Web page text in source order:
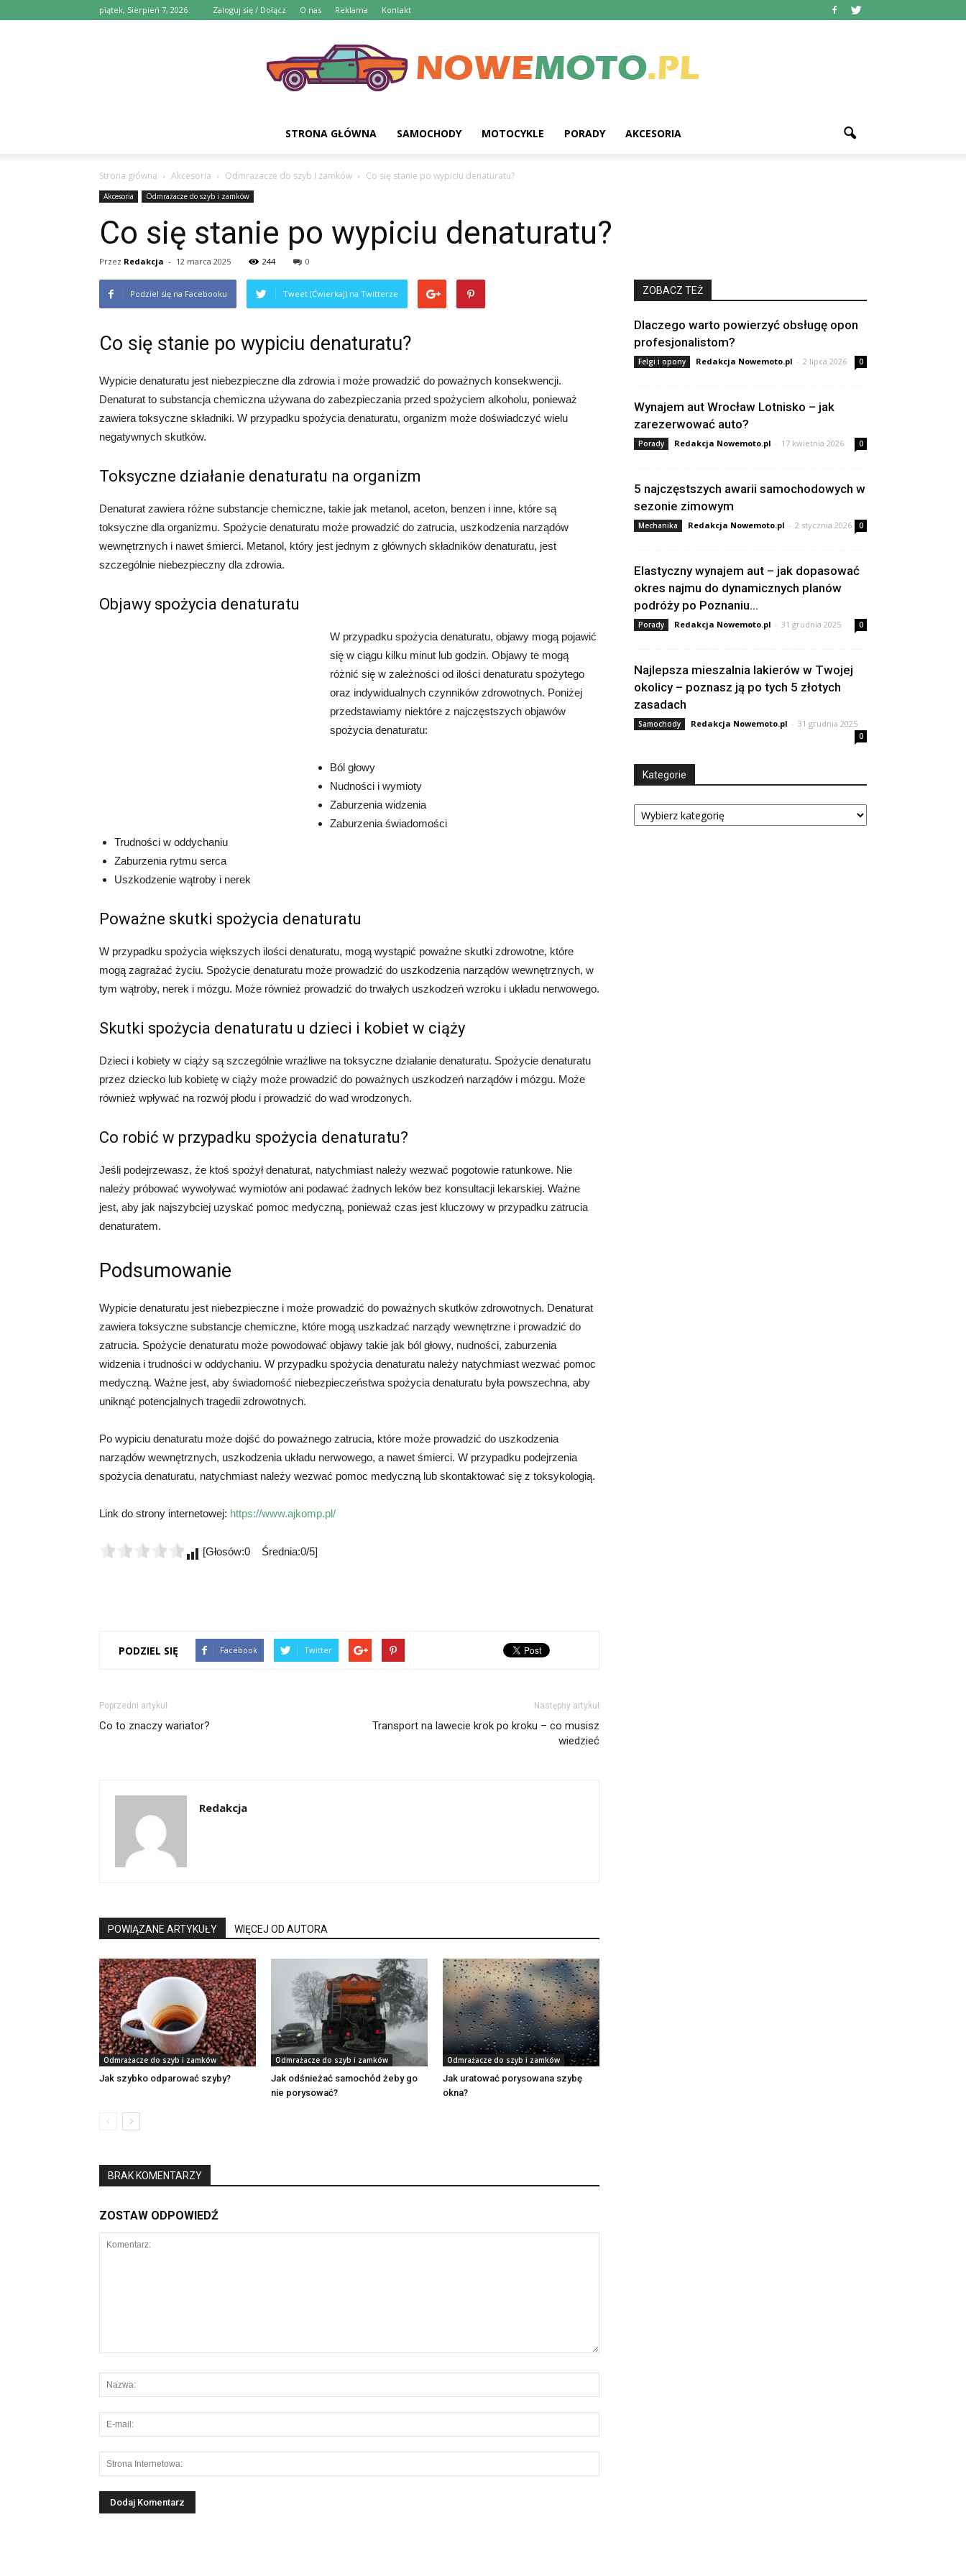
piątek, Sierpień 7, 2026 Zaloguj się / Dołącz O nas Reklama Kontakt
STRONA GŁÓWNA SAMOCHODY MOTOCYKLE PORADY AKCESORIA
Strona główna Akcesoria Odmrażacze do szyb i zamków Co się stanie po wypiciu denaturatu?
Akcesoria Odmrażacze do szyb i zamków
Co się stanie po wypiciu denaturatu?
Przez Redakcja - 12 marca 2025 244 0
Podziel się na Facebooku Tweet (Ćwierkaj) na Twitterze
Co się stanie po wypiciu denaturatu?
Wypicie denaturatu jest niebezpieczne dla zdrowia i może prowadzić do poważnych konsekwencji.
Denaturat to substancja chemiczna używana do zabezpieczania przed spożyciem alkoholu, ponieważ
zawiera toksyczne składniki. W przypadku spożycia denaturatu, organizm może doświadczyć wielu
negatywnych skutków.
Toksyczne działanie denaturatu na organizm
Denaturat zawiera różne substancje chemiczne, takie jak metanol, aceton, benzen i inne, które są
toksyczne dla organizmu. Spożycie denaturatu może prowadzić do zatrucia, uszkodzenia narządów
wewnętrznych i nawet śmierci. Metanol, który jest jednym z głównych składników denaturatu, jest
szczególnie niebezpieczny dla zdrowia.
Objawy spożycia denaturatu
W przypadku spożycia denaturatu, objawy mogą pojawić
się w ciągu kilku minut lub godzin. Objawy te mogą
różnić się w zależności od ilości denaturatu spożytego
oraz indywidualnych czynników zdrowotnych. Poniżej
przedstawiamy niektóre z najczęstszych objawów
spożycia denaturatu:
Ból głowy
Nudności i wymioty
Zaburzenia widzenia
Zaburzenia świadomości
Trudności w oddychaniu
Zaburzenia rytmu serca
Uszkodzenie wątroby i nerek
Poważne skutki spożycia denaturatu
W przypadku spożycia większych ilości denaturatu, mogą wystąpić poważne skutki zdrowotne, które
mogą zagrażać życiu. Spożycie denaturatu może prowadzić do uszkodzenia narządów wewnętrznych, w
tym wątroby, nerek i mózgu. Może również prowadzić do trwałych uszkodzeń wzroku i układu nerwowego.
Skutki spożycia denaturatu u dzieci i kobiet w ciąży
Dzieci i kobiety w ciąży są szczególnie wrażliwe na toksyczne działanie denaturatu. Spożycie denaturatu
przez dziecko lub kobietę w ciąży może prowadzić do poważnych uszkodzeń narządów i mózgu. Może
również wpływać na rozwój płodu i prowadzić do wad wrodzonych.
Co robić w przypadku spożycia denaturatu?
Jeśli podejrzewasz, że ktoś spożył denaturat, natychmiast należy wezwać pogotowie ratunkowe. Nie
należy próbować wywoływać wymiotów ani podawać żadnych leków bez konsultacji lekarskiej. Ważne
jest, aby jak najszybciej uzyskać pomoc medyczną, ponieważ czas jest kluczowy w przypadku zatrucia
denaturatem.
Podsumowanie
Wypicie denaturatu jest niebezpieczne i może prowadzić do poważnych skutków zdrowotnych. Denaturat
zawiera toksyczne substancje chemiczne, które mogą uszkadzać narządy wewnętrzne i prowadzić do
zatrucia. Spożycie denaturatu może powodować objawy takie jak ból głowy, nudności, zaburzenia
widzenia i trudności w oddychaniu. W przypadku spożycia denaturatu należy natychmiast wezwać pomoc
medyczną. Ważne jest, aby świadomość niebezpieczeństwa spożycia denaturatu była powszechna, aby
uniknąć potencjalnych tragedii zdrowotnych.
Po wypiciu denaturatu może dojść do poważnego zatrucia, które może prowadzić do uszkodzenia
narządów wewnętrznych, uszkodzenia układu nerwowego, a nawet śmierci. W przypadku podejrzenia
spożycia denaturatu, natychmiast należy wezwać pomoc medyczną lub skontaktować się z toksykologią.
Link do strony internetowej: https://www.ajkomp.pl/
[Głosów:0 Średnia:0/5]
PODZIEL SIĘ Facebook Twitter
Poprzedni artykuł
Co to znaczy wariator?
Następny artykuł
Transport na lawecie krok po kroku – co musisz
wiedzieć
Redakcja
POWIĄZANE ARTYKUŁY WIĘCEJ OD AUTORA
Odmrażacze do szyb i zamków
Jak szybko odparować szyby?
Odmrażacze do szyb i zamków
Jak odśnieżać samochód żeby go
nie porysować?
Odmrażacze do szyb i zamków
Jak uratować porysowana szybę
okna?
BRAK KOMENTARZY
ZOSTAW ODPOWIEDŹ
ZOBACZ TEŻ
Dlaczego warto powierzyć obsługę opon
profesjonalistom?
Felgi i opony Redakcja Nowemoto.pl - 2 lipca 2026 0
Wynajem aut Wrocław Lotnisko – jak
zarezerwować auto?
Porady Redakcja Nowemoto.pl - 17 kwietnia 2026 0
5 najczęstszych awarii samochodowych w
sezonie zimowym
Mechanika Redakcja Nowemoto.pl - 2 stycznia 2026 0
Elastyczny wynajem aut – jak dopasować
okres najmu do dynamicznych planów
podróży po Poznaniu...
Porady Redakcja Nowemoto.pl - 31 grudnia 2025 0
Najlepsza mieszalnia lakierów w Twojej
okolicy – poznasz ją po tych 5 złotych
zasadach
Samochody Redakcja Nowemoto.pl - 31 grudnia 2025
0
Kategorie
Kategorie